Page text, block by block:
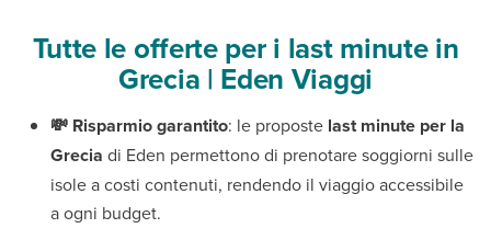
Tutte le offerte per i last minute in
Grecia | Eden Viaggi
💸 Risparmio garantito: le proposte last minute per la
Grecia di Eden permettono di prenotare soggiorni sulle
isole a costi contenuti, rendendo il viaggio accessibile
a ogni budget.